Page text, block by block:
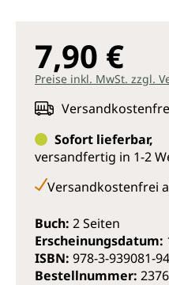
Diese Tier-Karten sollen
Tierliebhaber als auch
Hilfe im täglichen
7,90 €
Preise inkl. MwSt. zzgl.
Sofort lieferbar,
versandfertig in 1-2
Versandkostenfrei
Buch: 2 Seiten
Erscheinungsdatum:
ISBN: 978-3-939081-
Bestellnummer: 2376